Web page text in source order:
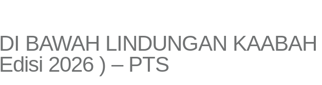
DI BAWAH LINDUNGAN KAABAH
Edisi 2026 ) – PTS